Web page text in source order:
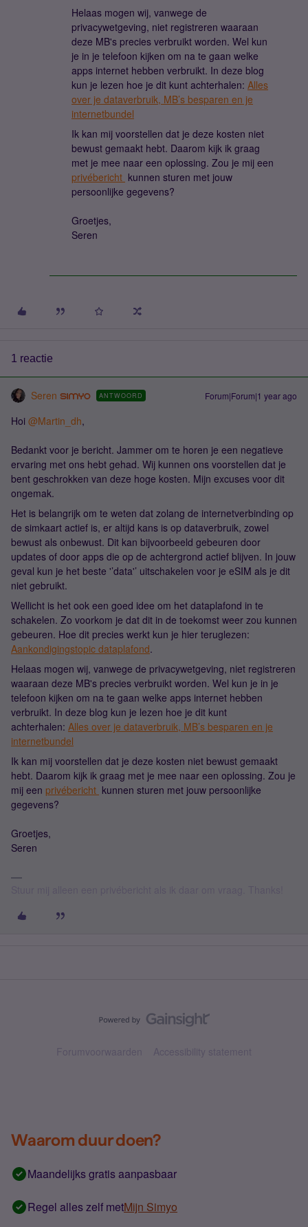
Helaas mogen wij, vanwege de
privacywetgeving, niet registreren waaraan
deze MB's precies verbruikt worden. Wel kun
je in je telefoon kijken om na te gaan welke
apps internet hebben verbruikt. In deze blog
kun je lezen hoe je dit kunt achterhalen: Alles
over je dataverbruik, MB’s besparen en je
internetbundel
Ik kan mij voorstellen dat je deze kosten niet
bewust gemaakt hebt. Daarom kijk ik graag
met je mee naar een oplossing. Zou je mij een
privébericht kunnen sturen met jouw
persoonlijke gegevens?
Groetjes,
Seren
1 reactie
Seren ANTWOORD Forum|Forum|1 year ago
Hoi @Martin_dh,
Bedankt voor je bericht. Jammer om te horen je een negatieve
ervaring met ons hebt gehad. Wij kunnen ons voorstellen dat je
bent geschrokken van deze hoge kosten. Mijn excuses voor dit
ongemak.
Het is belangrijk om te weten dat zolang de internetverbinding op
de simkaart actief is, er altijd kans is op dataverbruik, zowel
bewust als onbewust. Dit kan bijvoorbeeld gebeuren door
updates of door apps die op de achtergrond actief blijven. In jouw
geval kun je het beste '’data'’ uitschakelen voor je eSIM als je dit
niet gebruikt.
Wellicht is het ook een goed idee om het dataplafond in te
schakelen. Zo voorkom je dat dit in de toekomst weer zou kunnen
gebeuren. Hoe dit precies werkt kun je hier teruglezen:
Aankondigingstopic dataplafond.
Helaas mogen wij, vanwege de privacywetgeving, niet registreren
waaraan deze MB's precies verbruikt worden. Wel kun je in je
telefoon kijken om na te gaan welke apps internet hebben
verbruikt. In deze blog kun je lezen hoe je dit kunt
achterhalen: Alles over je dataverbruik, MB’s besparen en je
internetbundel
Ik kan mij voorstellen dat je deze kosten niet bewust gemaakt
hebt. Daarom kijk ik graag met je mee naar een oplossing. Zou je
mij een privébericht kunnen sturen met jouw persoonlijke
gegevens?
Groetjes,
Seren
Forumvoorwaarden Accessibility statement
Waarom duur doen?
Maandelijks gratis aanpasbaar
Regel alles zelf metMijn Simyo